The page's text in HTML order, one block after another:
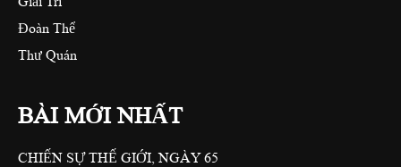
Đoàn Thể
Thư Quán
BÀI MỚI NHẤT
CHIẾN SỰ THẾ GIỚI, NGÀY 65